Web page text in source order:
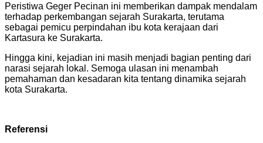
Peristiwa Geger Pecinan ini memberikan dampak mendalam
terhadap perkembangan sejarah Surakarta, terutama
sebagai pemicu perpindahan ibu kota kerajaan dari
Kartasura ke Surakarta.
Hingga kini, kejadian ini masih menjadi bagian penting dari
narasi sejarah lokal. Semoga ulasan ini menambah
pemahaman dan kesadaran kita tentang dinamika sejarah
kota Surakarta.
Referensi